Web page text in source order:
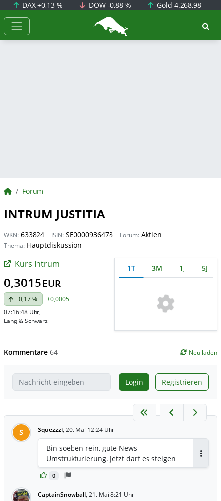
DAX+0,13 % DOW -0,88 % Gold4.268,98
BörsenNEWS.de
BörsenNEWS.de
Forum
INTRUM JUSTITIA
WKN: 633824 ISIN: SE0000936478 Forum: Aktien
Thema: Hauptdiskussion
Kurs Intrum
0,3015EUR
+0,17 %
+0,0005
07:16:48 Uhr,
Lang & Schwarz
1T 3M 1J 5J
Kommentare 64 Neu laden
Login Registrieren
S Squezzzi, 20. Mai 12:24 Uhr
0
Bin soeben rein, gute News
Umstrukturierung. Jetzt darf es steigen
CaptainSnowball, 21. Mai 8:21 Uhr